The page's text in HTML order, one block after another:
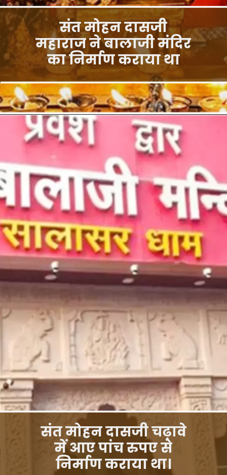
संत मोहन दासजी
महाराज ने बालाजी मंदिर
का निर्माण कराया था
संत मोहन दासजी चढ़ावे
में आए पांच रुपए से
निर्माण कराया था।